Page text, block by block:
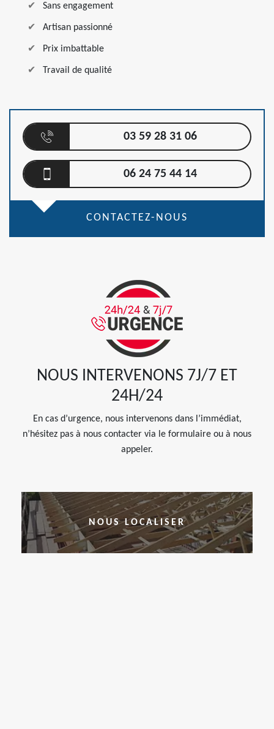
Sans engagement
Artisan passionné
Prix imbattable
Travail de qualité
03 59 28 31 06
06 24 75 44 14
CONTACTEZ-NOUS
NOUS INTERVENONS 7J/7 ET
24H/24
En cas d’urgence, nous intervenons dans l’immédiat,
n’hésitez pas à nous contacter via le formulaire ou à nous
appeler.
NOUS LOCALISER